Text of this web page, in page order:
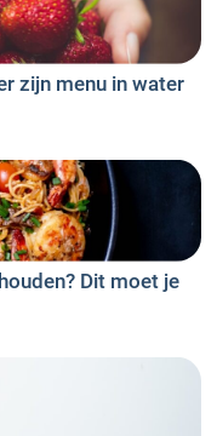
zijn menu in water
Dit moet je